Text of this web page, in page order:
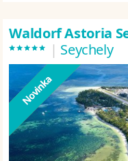
Waldorf Astoria
***** | Seychely